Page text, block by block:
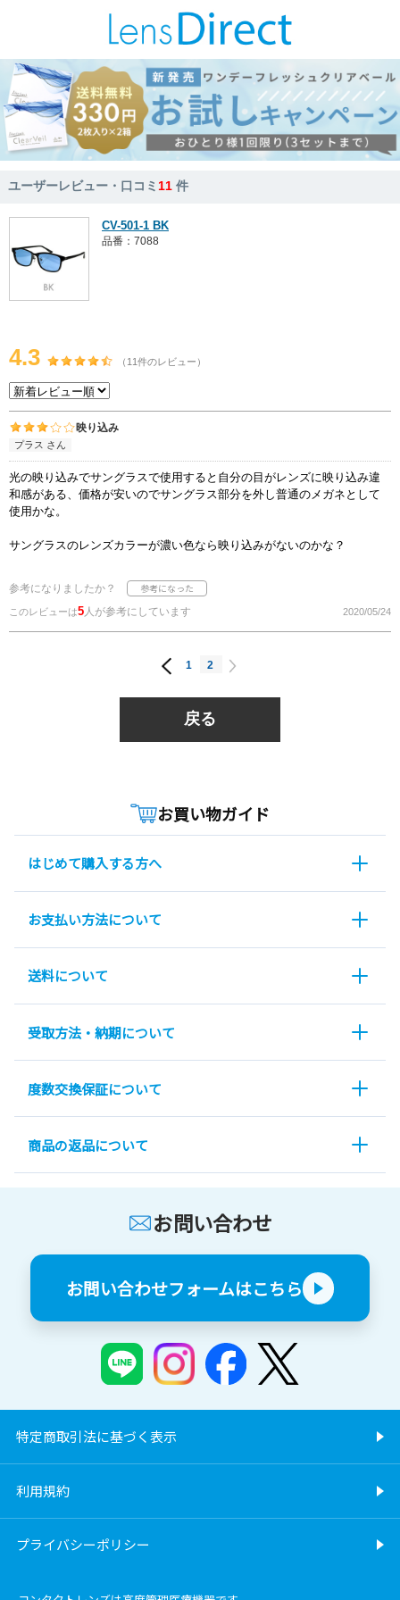
ユーザーレビュー・口コミ11 件
CV-501-1 BK
品番：7088
4.3 （11件のレビュー）
映り込み
プラス さん
光の映り込みでサングラスで使用すると自分の目がレンズに映り込み違
和感がある、価格が安いのでサングラス部分を外し普通のメガネとして
使用かな。
サングラスのレンズカラーが濃い色なら映り込みがないのかな？
参考になりましたか？
このレビューは5人が参考にしています 2020/05/24
1 2
戻る
お買い物ガイド
はじめて購入する方へ
お支払い方法について
送料について
受取方法・納期について
度数交換保証について
商品の返品について
お問い合わせ
お問い合わせフォームはこちら
特定商取引法に基づく表示
利用規約
プライバシーポリシー